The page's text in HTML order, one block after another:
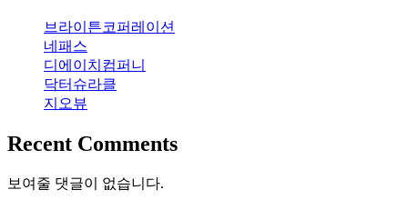
MARKETING
DESIGN
VIDEO
WEB
브라이튼코퍼레이션
네패스
디에이치컴퍼니
닥터슈라클
지오뷰
Recent Comments
보여줄 댓글이 없습니다.